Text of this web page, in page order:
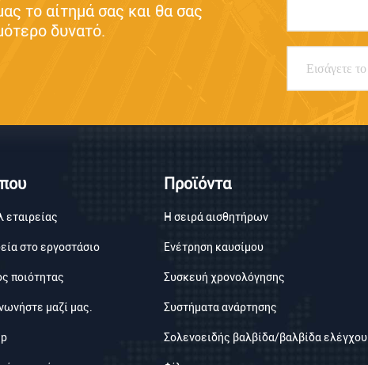
το αίτημά σας και θα σας
δυνατό.
εταιρείας
στο εργοστάσιο
ποιότητας
μαζί μας.
Προϊόντα
Η σειρά αισθητήρων
Ενέτρηση καυσίμου
Συσκευή χρονολόγησης
Συστήματα ανάρτησης
Σολενοειδής βαλβίδα/βαλβίδα ελέγχου